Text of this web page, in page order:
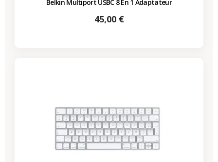
Belkin Multiport USBC 8 En 1 Adaptateur
Prix
45,00 €